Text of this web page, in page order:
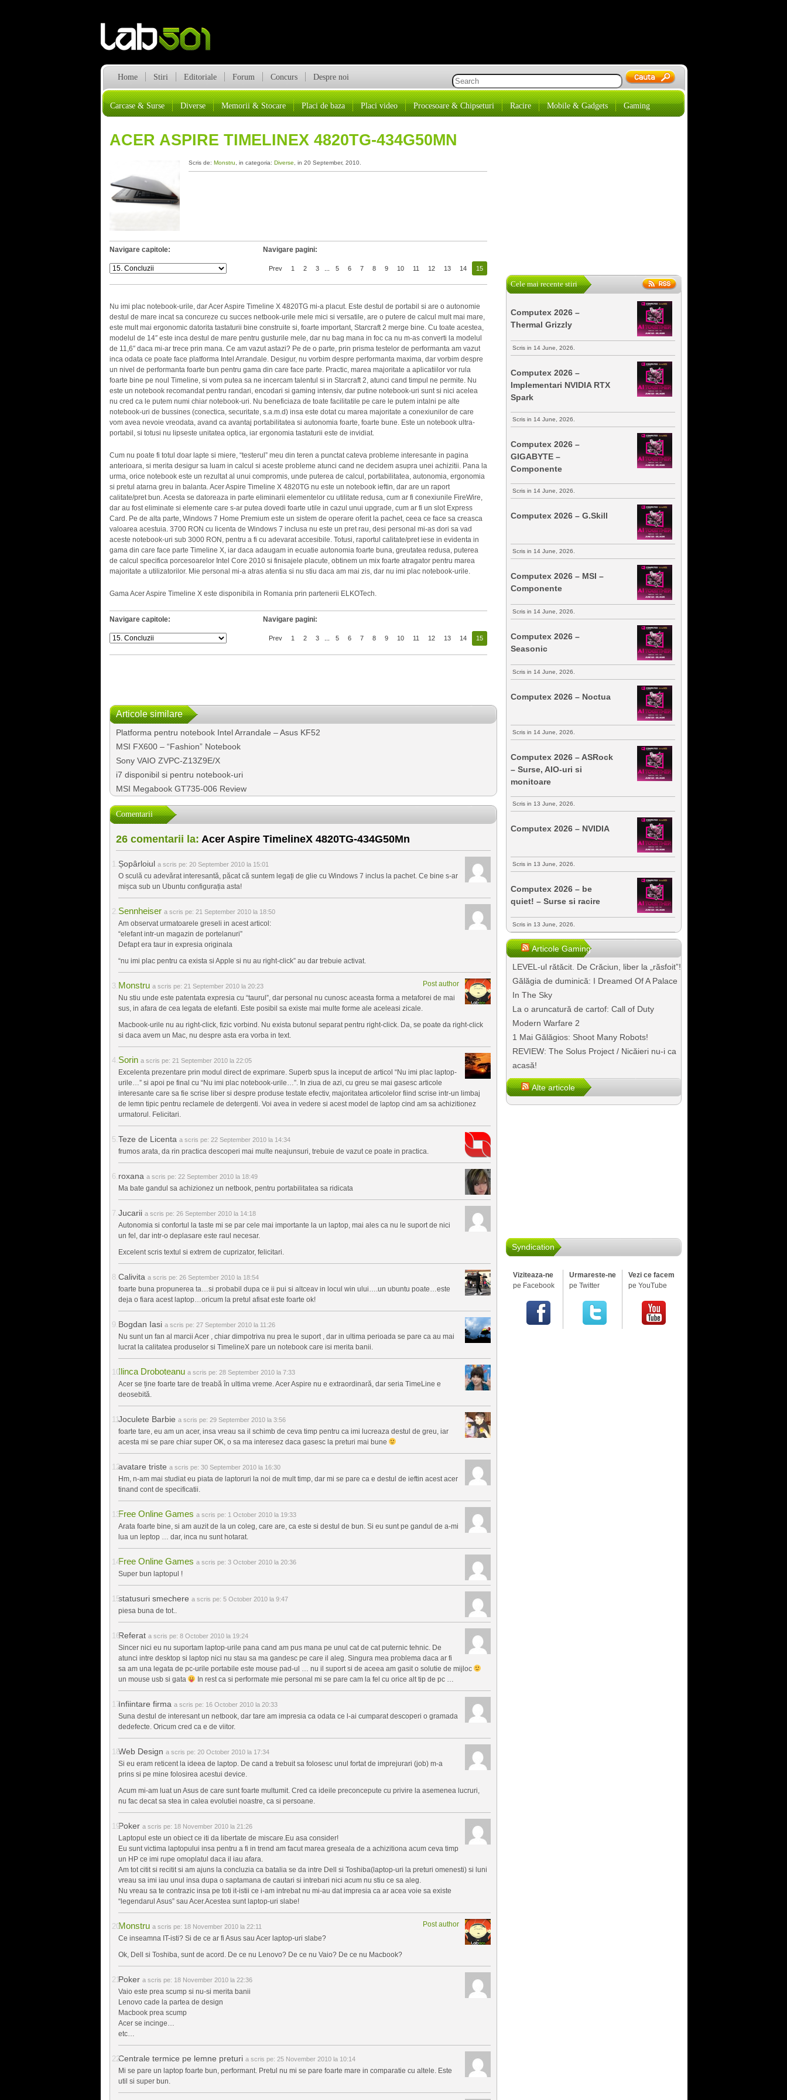
Home Stiri Editoriale Forum Concurs Despre noi
Carcase & Surse Diverse Memorii & Stocare Placi de baza Placi video Procesoare & Chipseturi Racire Mobile & Gadgets Gaming
ACER ASPIRE TIMELINEX 4820TG-434G50MN
Scris de: Monstru , in categoria: Diverse , in 20 September, 2010.
Navigare capitole: Navigare pagini:
Prev 1 2 3 5 6 7 8 9 10 11 12 13 14 15
Nu imi plac notebook-urile, dar Acer Aspire Timeline X 4820TG mi-a placut. Este destul de portabil si are o autonomie
destul de mare incat sa concureze cu succes netbook-urile mele mici si versatile, are o putere de calcul mult mai mare,
este mult mai ergonomic datorita tastaturii bine construite si, foarte important, Starcraft 2 merge bine. Cu toate acestea,
modelul de 14″ este inca destul de mare pentru gusturile mele, dar nu bag mana in foc ca nu m-as converti la modelul
de 11,6″ daca mi-ar trece prin mana. Ce am vazut astazi? Pe de o parte, prin prisma testelor de performanta am vazut
inca odata ce poate face platforma Intel Arrandale. Desigur, nu vorbim despre performanta maxima, dar vorbim despre
un nivel de performanta foarte bun pentru gama din care face parte. Practic, marea majoritate a aplicatiilor vor rula
foarte bine pe noul Timeline, si vom putea sa ne incercam talentul si in Starcraft 2, atunci cand timpul ne permite. Nu
este un notebook recomandat pentru randari, encodari si gaming intensiv, dar putine notebook-uri sunt si nici acelea
nu cred ca le putem numi chiar notebook-uri. Nu beneficiaza de toate facilitatile pe care le putem intalni pe alte
notebook-uri de bussines (conectica, securitate, s.a.m.d) insa este dotat cu marea majoritate a conexiunilor de care
vom avea nevoie vreodata, avand ca avantaj portabilitatea si autonomia foarte, foarte bune. Este un notebook ultra-
portabil, si totusi nu lipseste unitatea optica, iar ergonomia tastaturii este de invidiat.
Cum nu poate fi totul doar lapte si miere, “testerul” meu din teren a punctat cateva probleme interesante in pagina
anterioara, si merita desigur sa luam in calcul si aceste probleme atunci cand ne decidem asupra unei achizitii. Pana la
urma, orice notebook este un rezultat al unui compromis, unde puterea de calcul, portabilitatea, autonomia, ergonomia
si pretul atarna greu in balanta. Acer Aspire Timeline X 4820TG nu este un notebook ieftin, dar are un raport
calitate/pret bun. Acesta se datoreaza in parte eliminarii elementelor cu utilitate redusa, cum ar fi conexiunile FireWire,
dar au fost eliminate si elemente care s-ar putea dovedi foarte utile in cazul unui upgrade, cum ar fi un slot Express
Card. Pe de alta parte, Windows 7 Home Premium este un sistem de operare oferit la pachet, ceea ce face sa creasca
valoarea acestuia. 3700 RON cu licenta de Windows 7 inclusa nu este un pret rau, desi personal mi-as dori sa vad
aceste notebook-uri sub 3000 RON, pentru a fi cu adevarat accesibile. Totusi, raportul calitate/pret iese in evidenta in
gama din care face parte Timeline X, iar daca adaugam in ecuatie autonomia foarte buna, greutatea redusa, puterea
de calcul specifica porcesoarelor Intel Core 2010 si finisajele placute, obtinem un mix foarte atragator pentru marea
majoritate a utilizatorilor. Mie personal mi-a atras atentia si nu stiu daca am mai zis, dar nu imi plac notebook-urile.
Gama Acer Aspire Timeline X este disponibila in Romania prin partenerii ELKOTech.
Navigare capitole: Navigare pagini:
Prev 1 2 3 5 6 7 8 9 10 11 12 13 14 15
Articole similare
Platforma pentru notebook Intel Arrandale – Asus KF52
MSI FX600 – “Fashion” Notebook
Sony VAIO ZVPC-Z13Z9E/X
i7 disponibil si pentru notebook-uri
MSI Megabook GT735-006 Review
Comentarii
26 comentarii la: Acer Aspire TimelineX 4820TG-434G50Mn
Șopârloiul a scris pe: 20 September 2010 la 15:01
O sculă cu adevărat interesantă, păcat că suntem legați de glie cu Windows 7 inclus la pachet. Ce bine s-ar
mișca sub un Ubuntu configurația asta!
Sennheiser a scris pe: 21 September 2010 la 18:50
Am observat urmatoarele greseli in acest articol:
“elefant intr-un magazin de portelanuri”
Defapt era taur in expresia originala
“nu imi plac pentru ca exista si Apple si nu au right-click” au dar trebuie activat.
Monstru Post author
a scris pe: 21 September 2010 la 20:23
Nu stiu unde este patentata expresia cu “taurul”, dar personal nu cunosc aceasta forma a metaforei de mai
sus, in afara de cea legata de elefanti. Este posibil sa existe mai multe forme ale aceleasi zicale.
Macbook-urile nu au right-click, fizic vorbind. Nu exista butonul separat pentru right-click. Da, se poate da right-click
si daca avem un Mac, nu despre asta era vorba in text.
Sorin a scris pe: 21 September 2010 la 22:05
Excelenta prezentare prin modul direct de exprimare. Superb spus la inceput de articol “Nu imi plac laptop-
urile…” si apoi pe final cu “Nu imi plac notebook-urile…”. In ziua de azi, cu greu se mai gasesc articole
interesante care sa fie scrise liber si despre produse testate efectiv, majoritatea articolelor fiind scrise intr-un limbaj
de lemn tipic pentru reclamele de detergenti. Voi avea in vedere si acest model de laptop cind am sa achizitionez
urmatorul. Felicitari.
Teze de Licenta a scris pe: 22 September 2010 la 14:34
frumos arata, da rin practica descoperi mai multe neajunsuri, trebuie de vazut ce poate in practica.
roxana a scris pe: 22 September 2010 la 18:49
Ma bate gandul sa achizionez un netbook, pentru portabilitatea sa ridicata
Jucarii a scris pe: 26 September 2010 la 14:18
Autonomia si confortul la taste mi se par cele mai importante la un laptop, mai ales ca nu le suport de nici
un fel, dar intr-o deplasare este raul necesar.
Excelent scris textul si extrem de cuprizator, felicitari.
Calivita a scris pe: 26 September 2010 la 18:54
foarte buna propunerea ta…si probabil dupa ce ii pui si altceav in locul win ului….un ubuntu poate…este
deja o fiara acest laptop…oricum la pretul afisat este foarte ok!
Bogdan Iasi a scris pe: 27 September 2010 la 11:26
Nu sunt un fan al marcii Acer , chiar dimpotriva nu prea le suport , dar in ultima perioada se pare ca au mai
lucrat la calitatea produselor si TimelineX pare un notebook care isi merita banii.
Ilinca Droboteanu a scris pe: 28 September 2010 la 7:33
Acer se ține foarte tare de treabă în ultima vreme. Acer Aspire nu e extraordinară, dar seria TimeLine e
deosebită.
Joculete Barbie a scris pe: 29 September 2010 la 3:56
foarte tare, eu am un acer, insa vreau sa il schimb de ceva timp pentru ca imi lucreaza destul de greu, iar
acesta mi se pare chiar super OK, o sa ma interesez daca gasesc la preturi mai bune
avatare triste a scris pe: 30 September 2010 la 16:30
Hm, n-am mai studiat eu piata de laptoruri la noi de mult timp, dar mi se pare ca e destul de ieftin acest acer
tinand cont de specificatii.
Free Online Games a scris pe: 1 October 2010 la 19:33
Arata foarte bine, si am auzit de la un coleg, care are, ca este si destul de bun. Si eu sunt pe gandul de a-mi
lua un leptop … dar, inca nu sunt hotarat.
Free Online Games a scris pe: 3 October 2010 la 20:36
Super bun laptopul !
statusuri smechere a scris pe: 5 October 2010 la 9:47
piesa buna de tot..
Referat a scris pe: 8 October 2010 la 19:24
Sincer nici eu nu suportam laptop-urile pana cand am pus mana pe unul cat de cat puternic tehnic. De
atunci intre desktop si laptop nici nu stau sa ma gandesc pe care il aleg. Singura mea problema daca ar fi
sa am una legata de pc-urile portabile este mouse pad-ul … nu il suport si de aceea am gasit o solutie de mijloc
un mouse usb si gata
In rest ca si performate mie personal mi se pare cam la fel cu orice alt tip de pc …
Infiintare firma a scris pe: 16 October 2010 la 20:33
Suna destul de interesant un netbook, dar tare am impresia ca odata ce l-ai cumparat descoperi o gramada
dedefecte. Oricum cred ca e de viitor.
Web Design a scris pe: 20 October 2010 la 17:34
Si eu eram reticent la ideea de laptop. De cand a trebuit sa folosesc unul fortat de imprejurari (job) m-a
prins si pe mine folosirea acestui device.
Acum mi-am luat un Asus de care sunt foarte multumit. Cred ca ideile preconcepute cu privire la asemenea lucruri,
nu fac decat sa stea in calea evolutiei noastre, ca si persoane.
Poker a scris pe: 18 November 2010 la 21:26
Laptopul este un obiect ce iti da libertate de miscare.Eu asa consider!
Eu sunt victima laptopului insa pentru a fi in trend am facut marea greseala de a achizitiona acum ceva timp
un HP ce imi rupe omoplatul daca il iau afara.
Am tot citit si recitit si am ajuns la concluzia ca batalia se da intre Dell si Toshiba(laptop-uri la preturi omenesti) si luni
vreau sa imi iau unul insa dupa o saptamana de cautari si intrebari nici acum nu stiu ce sa aleg.
Nu vreau sa te contrazic insa pe toti it-istii ce i-am intrebat nu mi-au dat impresia ca ar acea voie sa existe
“legendarul Asus” sau Acer.Acestea sunt laptop-uri slabe!
Monstru Post author
a scris pe: 18 November 2010 la 22:11
Ce inseamna IT-isti? Si de ce ar fi Asus sau Acer laptop-uri slabe?
Ok, Dell si Toshiba, sunt de acord. De ce nu Lenovo? De ce nu Vaio? De ce nu Macbook?
Poker a scris pe: 18 November 2010 la 22:36
Vaio este prea scump si nu-si merita banii
Lenovo cade la partea de design
Macbook prea scump
Acer se incinge…
etc…
Centrale termice pe lemne preturi a scris pe: 25 November 2010 la 10:14
Mi se pare un laptop foarte bun, performant. Pretul nu mi se pare foarte mare in comparatie cu altele. Este
util si super bun.
Cele mai recente stiri
Computex 2026 –
Thermal Grizzly
Scris in 14 June, 2026.
Computex 2026 –
Implementari NVIDIA RTX
Spark
Scris in 14 June, 2026.
Computex 2026 –
GIGABYTE –
Componente
Scris in 14 June, 2026.
Computex 2026 – G.Skill
Scris in 14 June, 2026.
Computex 2026 – MSI –
Componente
Scris in 14 June, 2026.
Computex 2026 –
Seasonic
Scris in 14 June, 2026.
Computex 2026 – Noctua
Scris in 14 June, 2026.
Computex 2026 – ASRock
– Surse, AIO-uri si
monitoare
Scris in 13 June, 2026.
Computex 2026 – NVIDIA
Scris in 13 June, 2026.
Computex 2026 – be
quiet! – Surse si racire
Scris in 13 June, 2026.
Articole Gaming
LEVEL-ul rătăcit. De Crăciun, liber la „răsfoit”!
Gălăgia de duminică: I Dreamed Of A Palace
In The Sky
La o aruncatură de cartof: Call of Duty
Modern Warfare 2
1 Mai Gălăgios: Shoot Many Robots!
REVIEW: The Solus Project / Nicăieri nu-i ca
acasă!
Alte articole
Syndication
Viziteaza-ne
pe Facebook
Urmareste-ne
pe Twitter
Vezi ce facem
pe YouTube